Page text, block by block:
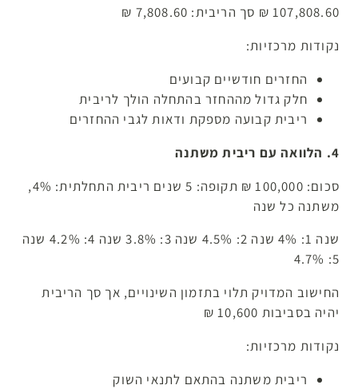
107,808.60 ₪ סך הריבית: 7,808.60 ₪
נקודות מרכזיות:
החזרים חודשיים קבועים
חלק גדול מההחזר בהתחלה הולך לריבית
ריבית קבועה מספקת ודאות לגבי ההחזרים
4. הלוואה עם ריבית משתנה
סכום: 100,000 ₪ תקופה: 5 שנים ריבית התחלתית: 4%,
משתנה כל שנה
שנה 1: 4% שנה 2: 4.5% שנה 3: 3.8% שנה 4: 4.2% שנה
5: 4.7%
החישוב המדויק תלוי בתזמון השינויים, אך סך הריבית
יהיה בסביבות 10,600 ₪
נקודות מרכזיות:
ריבית משתנה בהתאם לתנאי השוק